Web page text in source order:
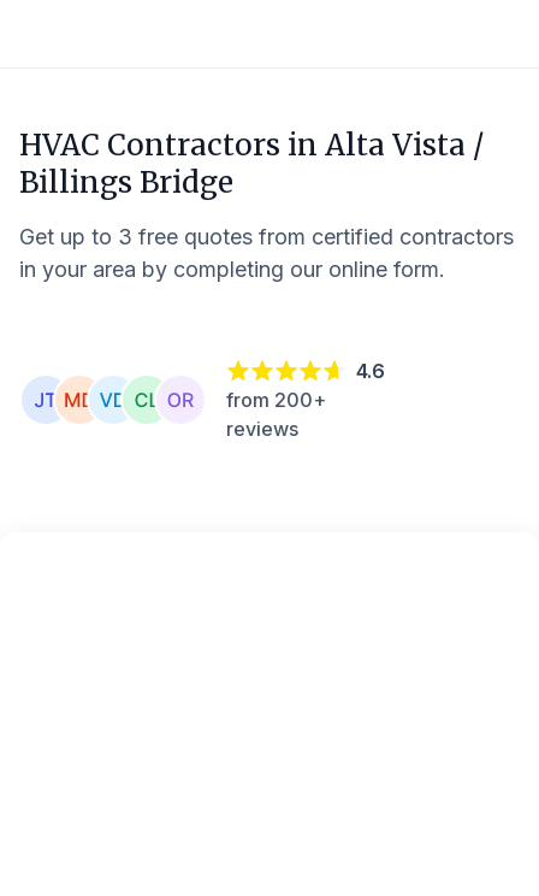
HVAC Contractors in Alta Vista /
Billings Bridge
Get up to 3 free quotes from certified contractors
in your area by completing our online form.
4.6
from 200+
reviews